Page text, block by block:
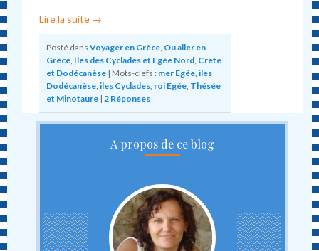
Lire la suite →
Posté dans Voyager en Grèce Ou aller en
Grèce Iles des Cyclades et Egée Nord Crète
et Dodécanèse | Mots-clefs : mer Egée ,iles
Dodécanèse ,iles Cyclades roi Egée Thésée
et Minotaure | 2 Réponses
A propos de ce blog